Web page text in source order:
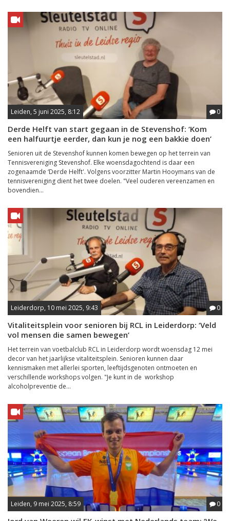
Leiden, 5 juni 2025, 8:12 0
Derde Helft van start gegaan in de Stevenshof: ‘Kom
een halfuurtje eerder, dan kun je nog een bakkie doen’
Senioren uit de Stevenshof kunnen komen bewegen op het terrein van
Tennisvereniging Stevenshof. Elke woensdagochtend is daar een
zogenaamde ‘Derde Helft'. Volgens voorzitter Martin Hooymans van de
tennisvereniging dient het twee doelen. "Veel ouderen vereenzamen en
bovendien...
Leiderdorp, 10 mei 2025, 9:43 0
Vitaliteitsplein voor senioren bij RCL in Leiderdorp: ‘Veld
vol mensen die samen bewegen’
Het terrein van voetbalclub RCL in Leiderdorp wordt woensdag 12 mei
decor van het jaarlijkse vitaliteitsplein. Senioren kunnen daar
kennismaken met allerlei sporten, leeftijdsgenoten ontmoeten en
verschillende workshops volgen. "Je kunt in de workshop
alcoholpreventie de...
Leiden, 9 mei 2025, 8:59 0